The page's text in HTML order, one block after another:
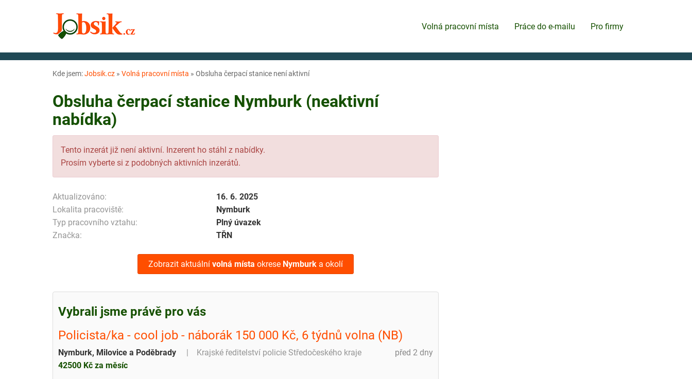
Volná pracovní místa Práce do e-mailu Pro firmy
Kde jsem:Jobsik.cz » Volná pracovní místa » Obsluha čerpací stanice není aktivní
Obsluha čerpací stanice Nymburk (neaktivní
nabídka)
Tento inzerát již není aktivní. Inzerent ho stáhl z nabídky.
Prosím vyberte si z podobných aktivních inzerátů.
Aktualizováno:
16. 6. 2025
Lokalita pracoviště:
Nymburk
Typ pracovního vztahu:
Plný úvazek
Značka:
TŘN
Zobrazit aktuální volná místa okrese Nymburk a okolí
Vybrali jsme právě pro vás
Policista/ka - cool job - náborák 150 000 Kč, 6 týdnů volna (NB)
před 2 dny
Nymburk, Milovice a Poděbrady
Krajské ředitelství policie Středočeského kraje
42500 Kč za měsíc